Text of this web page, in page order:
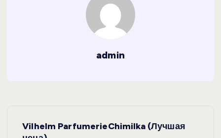
admin
Vilhelm ParfumerieChimilka (Лучшая